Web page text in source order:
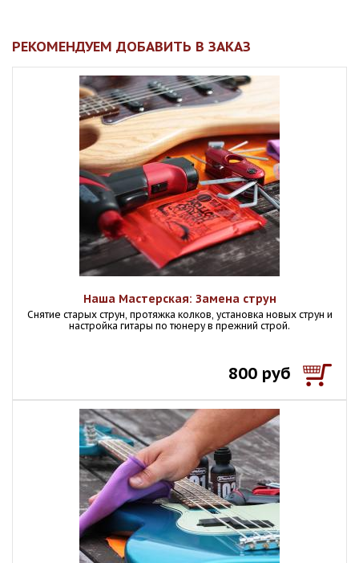
РЕКОМЕНДУЕМ ДОБАВИТЬ В ЗАКАЗ
Наша Мастерская: Замена струн
Снятие старых струн, протяжка колков, установка новых струн и
настройка гитары по тюнеру в прежний строй.
800 руб